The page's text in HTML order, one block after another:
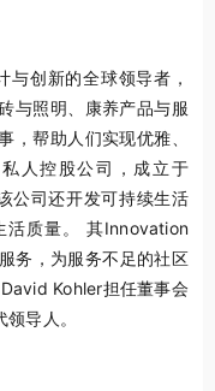
创新的全球领导者，
与照明、康养产品与服
，帮助人们实现优雅、
人控股公司，成立于
公司还开发可持续生活
活质量。 其Innovation
务，为服务不足的社区
Kohler担任董事会
领导人。